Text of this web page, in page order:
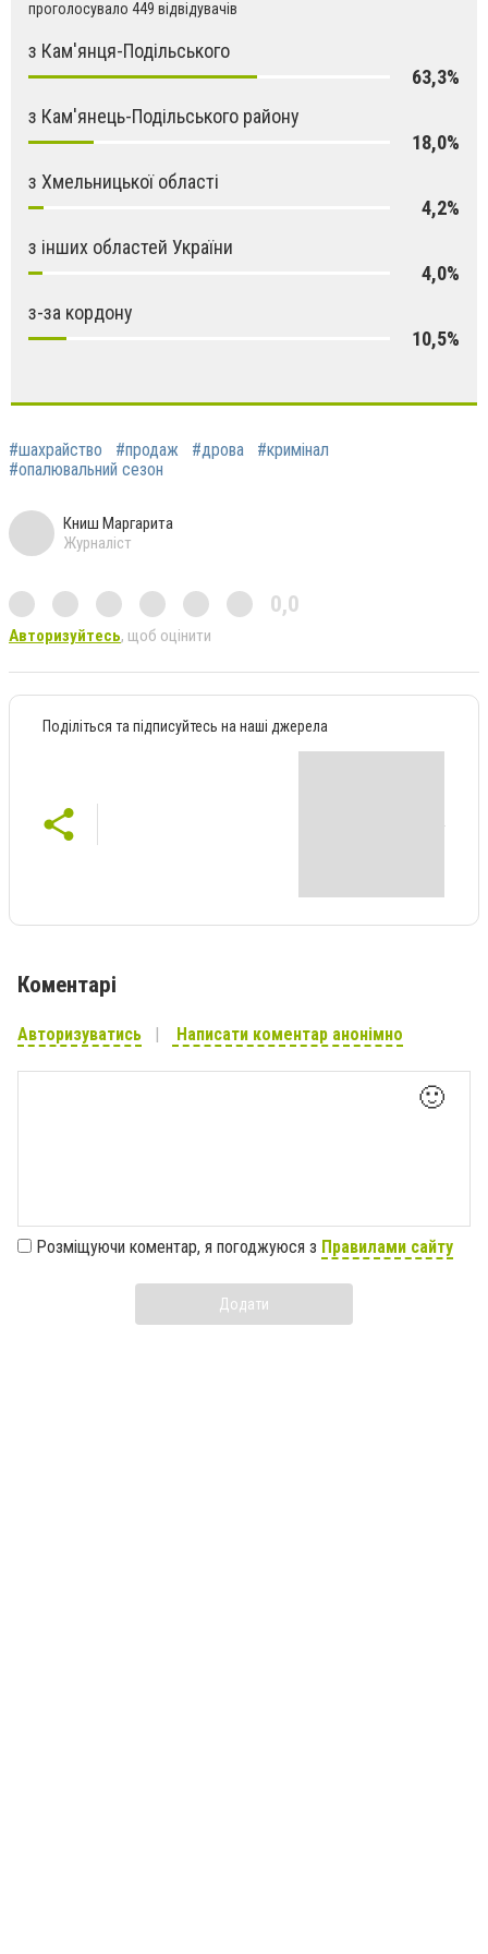
проголосувало 449 відвідувачів
з Кам'янця-Подільського
63,3%
з Кам'янець-Подільського району
18,0%
з Хмельницької області
4,2%
з інших областей України
4,0%
з-за кордону
10,5%
#шахрайство #продаж #дрова
#кримінал
#опалювальний сезон
Книш Маргарита
Журналіст
0,0
Авторизуйтесь, щоб оцінити
Поділіться та підписуйтесь на наші джерела
Коментарі
Авторизуватись Написати коментар анонімно
🙂
Розміщуючи коментар, я погоджуюся з Правилами сайту
Додати